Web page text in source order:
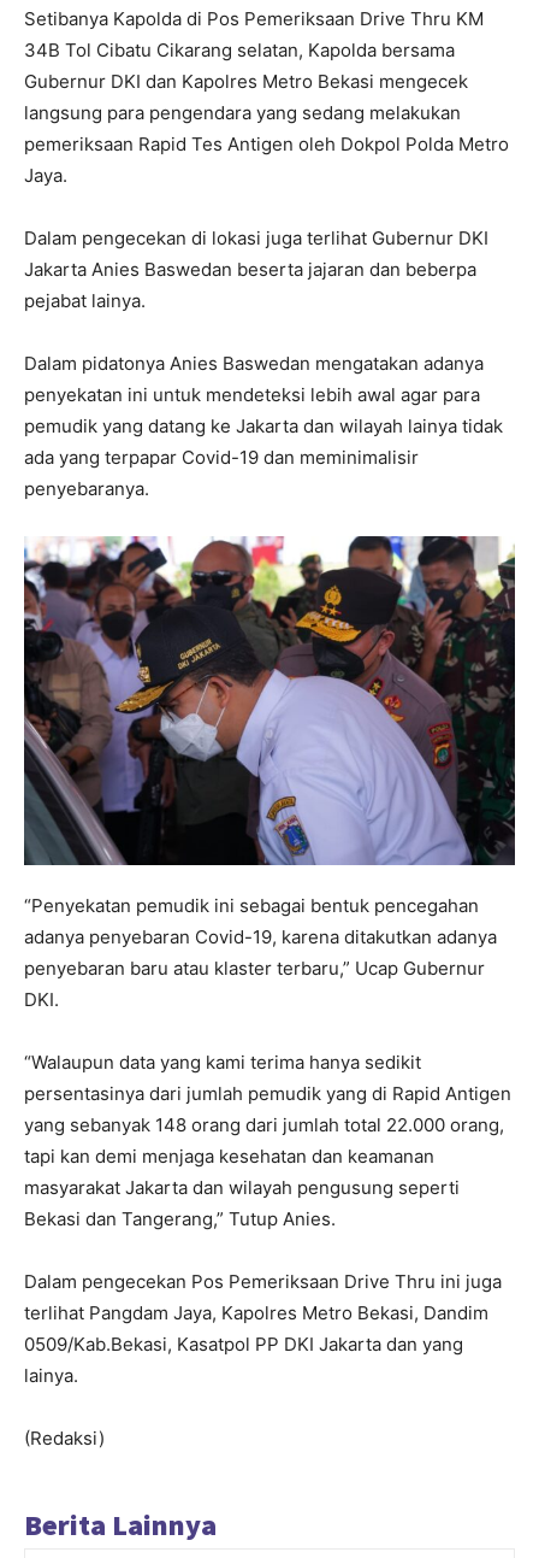
Setibanya Kapolda di Pos Pemeriksaan Drive Thru KM
34B Tol Cibatu Cikarang selatan, Kapolda bersama
Gubernur DKI dan Kapolres Metro Bekasi mengecek
langsung para pengendara yang sedang melakukan
pemeriksaan Rapid Tes Antigen oleh Dokpol Polda Metro
Jaya.
Dalam pengecekan di lokasi juga terlihat Gubernur DKI
Jakarta Anies Baswedan beserta jajaran dan beberpa
pejabat lainya.
Dalam pidatonya Anies Baswedan mengatakan adanya
penyekatan ini untuk mendeteksi lebih awal agar para
pemudik yang datang ke Jakarta dan wilayah lainya tidak
ada yang terpapar Covid-19 dan meminimalisir
penyebaranya.
“Penyekatan pemudik ini sebagai bentuk pencegahan
adanya penyebaran Covid-19, karena ditakutkan adanya
penyebaran baru atau klaster terbaru,” Ucap Gubernur
DKI.
“Walaupun data yang kami terima hanya sedikit
persentasinya dari jumlah pemudik yang di Rapid Antigen
yang sebanyak 148 orang dari jumlah total 22.000 orang,
tapi kan demi menjaga kesehatan dan keamanan
masyarakat Jakarta dan wilayah pengusung seperti
Bekasi dan Tangerang,” Tutup Anies.
Dalam pengecekan Pos Pemeriksaan Drive Thru ini juga
terlihat Pangdam Jaya, Kapolres Metro Bekasi, Dandim
0509/Kab.Bekasi, Kasatpol PP DKI Jakarta dan yang
lainya.
(Redaksi)
Berita Lainnya